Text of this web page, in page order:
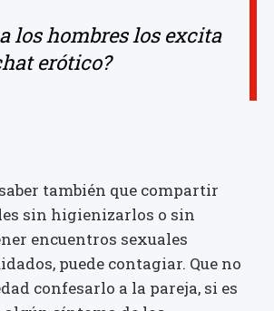
los hombres los excita
erótico?
también que compartir
sin higienizarlos o sin
encuentros sexuales
puede contagiar. Que no
confesarlo a la pareja, si es